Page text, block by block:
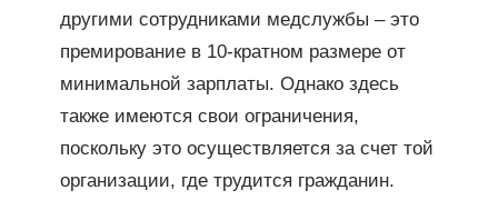
другими сотрудниками медслужбы – это
премирование в 10-кратном размере от
минимальной зарплаты. Однако здесь
также имеются свои ограничения,
поскольку это осуществляется за счет той
организации, где трудится гражданин.